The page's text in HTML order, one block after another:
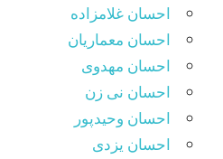
احسان غلامزاده
احسان معماریان
احسان مهدوی
احسان نی زن
احسان وحیدپور
احسان یزدی